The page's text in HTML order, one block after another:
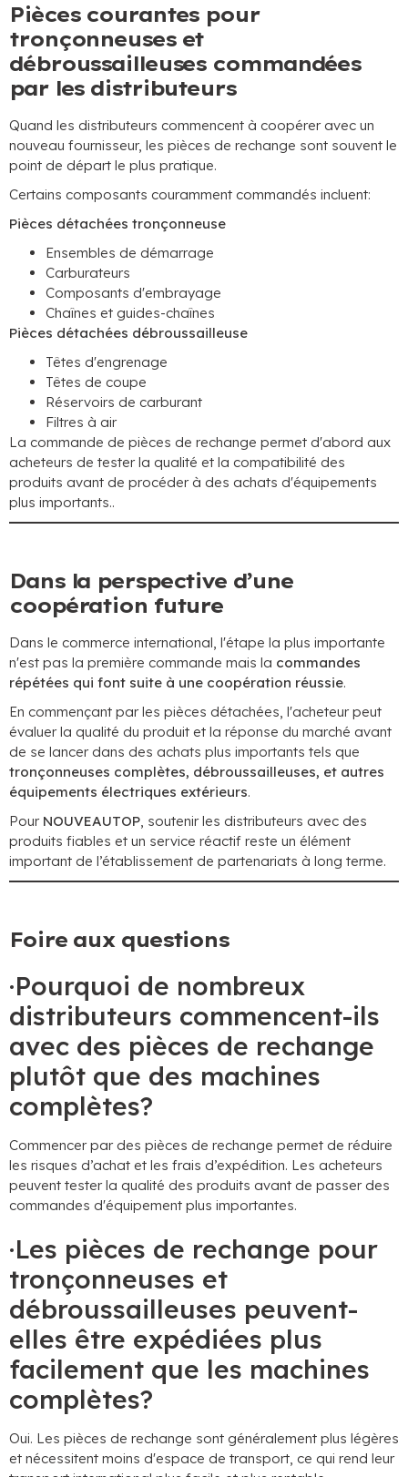
Pièces courantes pour
tronçonneuses et
débroussailleuses commandées
par les distributeurs
Quand les distributeurs commencent à coopérer avec un
nouveau fournisseur, les pièces de rechange sont souvent le
point de départ le plus pratique.
Certains composants couramment commandés incluent:
Pièces détachées tronçonneuse
Ensembles de démarrage
Carburateurs
Composants d'embrayage
Chaînes et guides-chaînes
Pièces détachées débroussailleuse
Têtes d'engrenage
Têtes de coupe
Réservoirs de carburant
Filtres à air
La commande de pièces de rechange permet d'abord aux
acheteurs de tester la qualité et la compatibilité des
produits avant de procéder à des achats d'équipements
plus importants..
Dans la perspective d’une
coopération future
Dans le commerce international, l'étape la plus importante
n'est pas la première commande mais la commandes
répétées qui font suite à une coopération réussie.
En commençant par les pièces détachées, l'acheteur peut
évaluer la qualité du produit et la réponse du marché avant
de se lancer dans des achats plus importants tels que
tronçonneuses complètes, débroussailleuses, et autres
équipements électriques extérieurs.
Pour NOUVEAUTOP, soutenir les distributeurs avec des
produits fiables et un service réactif reste un élément
important de l’établissement de partenariats à long terme.
Foire aux questions
·Pourquoi de nombreux
distributeurs commencent-ils
avec des pièces de rechange
plutôt que des machines
complètes?
Commencer par des pièces de rechange permet de réduire
les risques d’achat et les frais d’expédition. Les acheteurs
peuvent tester la qualité des produits avant de passer des
commandes d'équipement plus importantes.
·Les pièces de rechange pour
tronçonneuses et
débroussailleuses peuvent-
elles être expédiées plus
facilement que les machines
complètes?
Oui. Les pièces de rechange sont généralement plus légères
et nécessitent moins d'espace de transport, ce qui rend leur